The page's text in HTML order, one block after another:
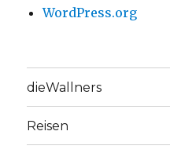
WordPress.org
dieWallners
Reisen